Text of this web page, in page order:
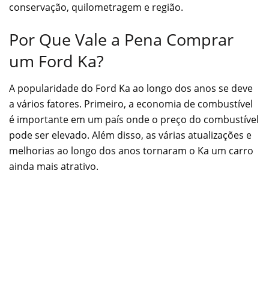
conservação, quilometragem e região.
Por Que Vale a Pena Comprar
um Ford Ka?
A popularidade do Ford Ka ao longo dos anos se deve
a vários fatores. Primeiro, a economia de combustível
é importante em um país onde o preço do combustível
pode ser elevado. Além disso, as várias atualizações e
melhorias ao longo dos anos tornaram o Ka um carro
ainda mais atrativo.